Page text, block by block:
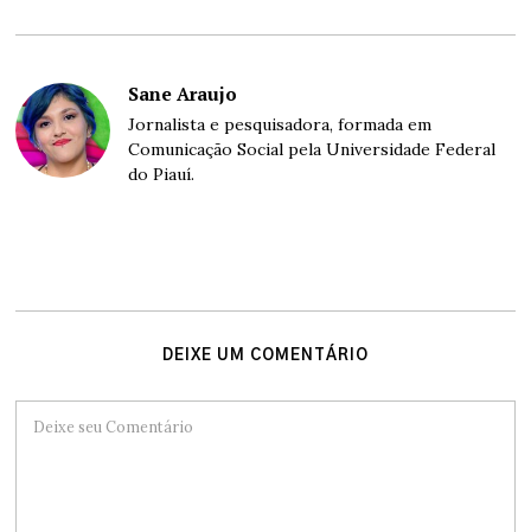
Sane Araujo
Jornalista e pesquisadora, formada em
Comunicação Social pela Universidade Federal
do Piauí.
DEIXE UM COMENTÁRIO